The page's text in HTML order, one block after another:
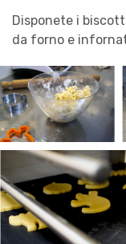
Disponete i
da forno e